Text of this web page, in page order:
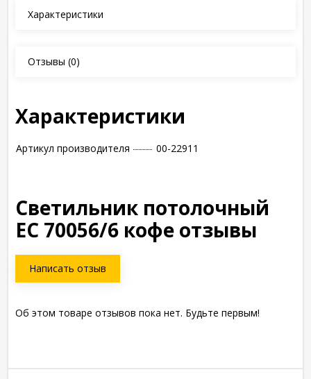
Характеристики
Отзывы (0)
Характеристики
Артикул производителя 00-22911
Светильник потолочный
ЕС 70056/6 кофе отзывы
Написать отзыв
Об этом товаре отзывов пока нет. Будьте первым!